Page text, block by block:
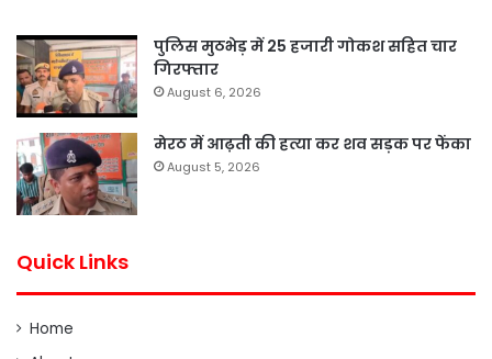
पुलिस मुठभेड़ में 25 हजारी गोकश सहित चार
गिरफ्तार
August 6, 2026
मेरठ में आढ़ती की हत्या कर शव सड़क पर फेंका
August 5, 2026
Quick Links
Home